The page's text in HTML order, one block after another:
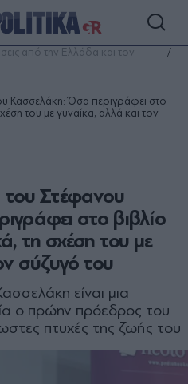
από την Ελλάδα και τον
Κασσελάκη: Όσα περιγράφει στο
του με γυναίκα, αλλά και τον
του Στέφανου
στο βιβλίο
τη σχέση του με
σύζυγό του
είναι μια
ο πρώην πρόεδρος του
πτυχές της ζωής του